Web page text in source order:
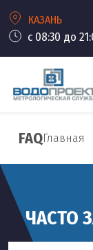
КАЗАНЬ
с 08:30 до
FAQГлавная
ЧАСТО